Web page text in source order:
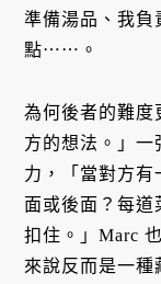
準備湯品、我負
點⋯⋯。
為何後者的難度
方的想法。」一
力，「當對方有
面或後面？每道
扣住。」Marc
來說反而是一種